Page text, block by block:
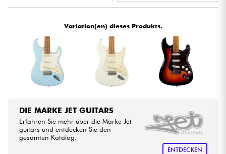
Kabel & Zubehöre
HiFi
Bundle
Sehen Sie sich unsere Marken an
• BRUXELLES
• LILLE
• Star PARIS
•
Variation(en) dieses Produkts.
DIE MARKE JET GUITARS
Erfahren Sie mehr über die Marke Jet
guitars und entdecken Sie den
gesamten Katalog.
ENTDECKEN